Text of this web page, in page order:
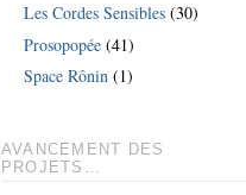
Les Cordes Sensibles (30)
Prosopopée (41)
Space Rônin (1)
AVANCEMENT DES
PROJETS…